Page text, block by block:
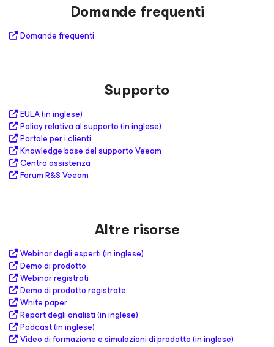
Domande frequenti
Domande frequenti
Supporto
EULA (in inglese)
Policy relativa al supporto (in inglese)
Portale per i clienti
Knowledge base del supporto Veeam
Centro assistenza
Forum R&S Veeam
Altre risorse
Webinar degli esperti (in inglese)
Demo di prodotto
Webinar registrati
Demo di prodotto registrate
White paper
Report degli analisti (in inglese)
Podcast (in inglese)
Video di formazione e simulazioni di prodotto (in inglese)